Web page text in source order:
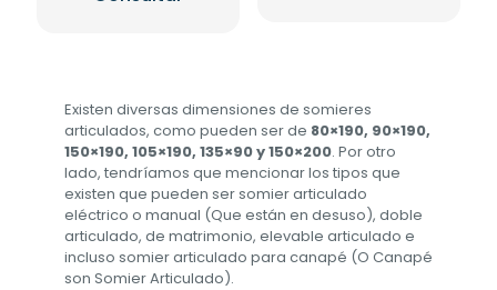
Existen diversas dimensiones de somieres
articulados, como pueden ser de 80×190, 90×190,
150×190, 105×190, 135×90 y 150×200. Por otro
lado, tendríamos que mencionar los tipos que
existen que pueden ser somier articulado
eléctrico o manual (Que están en desuso), doble
articulado, de matrimonio, elevable articulado e
incluso somier articulado para canapé (O Canapé
son Somier Articulado).